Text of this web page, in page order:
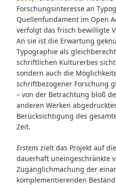
Forschungsinteresse an
Quellenfundament im Open
verfolgt das frisch bewilligte
An sie ist die Erwartung
Typographie als
schriftlichen Kulturerbes
sondern auch die
schriftbezogener Forschung
– von der Betrachtung bloß
anderen Werken
Berücksichtigung des
Zeit.
Erstenszielt das Projekt auf
dauerhaft uneingeschränkte
Zugänglichmachung der
komplementierenden